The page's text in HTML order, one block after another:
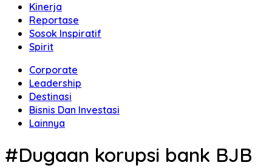
Kinerja
Reportase
Sosok Inspiratif
Spirit
Corporate
Leadership
Destinasi
Bisnis Dan Investasi
Lainnya
#Dugaan korupsi bank BJB